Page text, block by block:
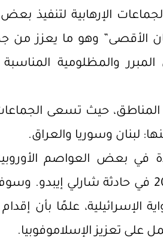
الإرهابية لتنفيذ
وهو ما يعزز من
والمظلومية المناسبة
حيث تسعى الجماعات
لبنان وسوريا والعراق.
في بعض العواصم
تنظيم القاعدة، وعلى غرار ما حدث عام 2015 في حادثة
الإسرائيلية، علمًا بأن
على تعزيز الإسلاموفوبيا.